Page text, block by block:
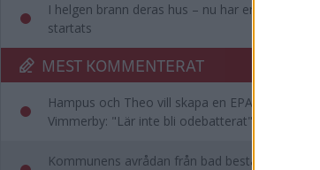
I helgen brann deras hus – nu har en insamling
startats
MEST KOMMENTERAT
Hampus och Theo vill skapa en EPA-slinga i
Vimmerby: "Lär inte bli odebatterat"
Kommunens avrådan från bad består – då